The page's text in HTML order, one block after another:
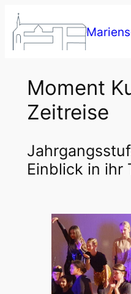
Zum
Inhalt
springen
Moment
Zeitreise
Einblick in ihr